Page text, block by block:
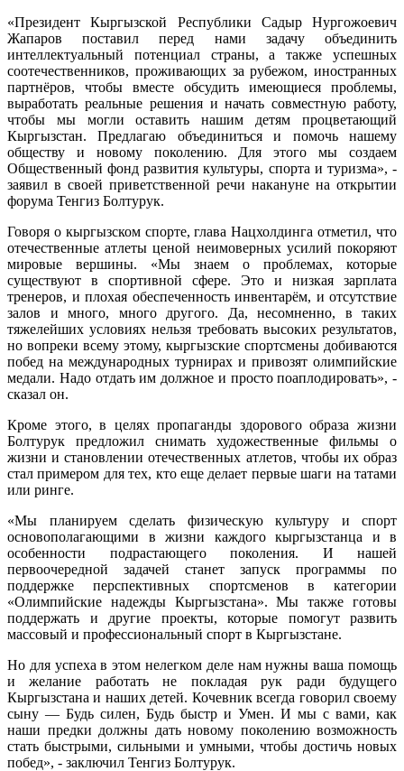
«Президент Кыргызской Республики Садыр Нургожоевич
Жапаров поставил перед нами задачу объединить
интеллектуальный потенциал страны, а также успешных
соотечественников, проживающих за рубежом, иностранных
партнёров, чтобы вместе обсудить имеющиеся проблемы,
выработать реальные решения и начать совместную работу,
чтобы мы могли оставить нашим детям процветающий
Кыргызстан. Предлагаю объединиться и помочь нашему
обществу и новому поколению. Для этого мы создаем
Общественный фонд развития культуры, спорта и туризма», -
заявил в своей приветственной речи накануне на открытии
форума Тенгиз Болтурук.
Говоря о кыргызском спорте, глава Нацхолдинга отметил, что
отечественные атлеты ценой неимоверных усилий покоряют
мировые вершины. «Мы знаем о проблемах, которые
существуют в спортивной сфере. Это и низкая зарплата
тренеров, и плохая обеспеченность инвентарём, и отсутствие
залов и много, много другого. Да, несомненно, в таких
тяжелейших условиях нельзя требовать высоких результатов,
но вопреки всему этому, кыргызские спортсмены добиваются
побед на международных турнирах и привозят олимпийские
медали. Надо отдать им должное и просто поаплодировать», -
сказал он.
Кроме этого, в целях пропаганды здорового образа жизни
Болтурук предложил снимать художественные фильмы о
жизни и становлении отечественных атлетов, чтобы их образ
стал примером для тех, кто еще делает первые шаги на татами
или ринге.
«Мы планируем сделать физическую культуру и спорт
основополагающими в жизни каждого кыргызстанца и в
особенности подрастающего поколения. И нашей
первоочередной задачей станет запуск программы по
поддержке перспективных спортсменов в категории
«Олимпийские надежды Кыргызстана». Мы также готовы
поддержать и другие проекты, которые помогут развить
массовый и профессиональный спорт в Кыргызстане.
Но для успеха в этом нелегком деле нам нужны ваша помощь
и желание работать не покладая рук ради будущего
Кыргызстана и наших детей. Кочевник всегда говорил своему
сыну — Будь силен, Будь быстр и Умен. И мы с вами, как
наши предки должны дать новому поколению возможность
стать быстрыми, сильными и умными, чтобы достичь новых
побед», - заключил Тенгиз Болтурук.